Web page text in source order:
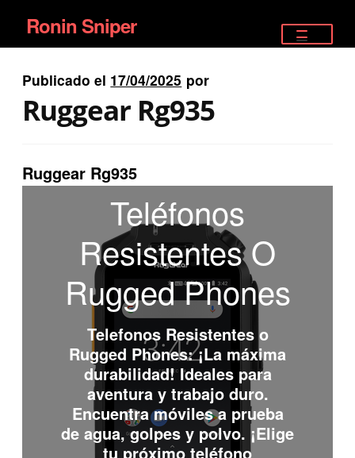
Ir
a
la
navegación
Ir
al
contenido
Ronin Sniper
PISTOLAS
RIFLES DEPORTIVOS
Publicado el 17/04/2025 por
Ruggear Rg935
Ruggear Rg935
Teléfonos
Resistentes O
Rugged Phones
Telefonos Resistentes o
Rugged Phones: ¡La máxima
durabilidad! Ideales para
aventura y trabajo duro.
Encuentra móviles a prueba
de agua, golpes y polvo. ¡Elige
tu próximo teléfono